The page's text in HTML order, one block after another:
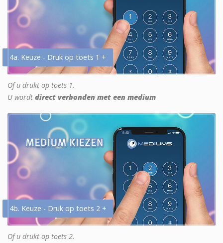
4a. Keuze - Druk op toets 1 +
Of u drukt op toets 1.
U wordt direct verbonden met een medium
4b. Keuze - Druk op toets 2 +
Of u drukt op toets 2.